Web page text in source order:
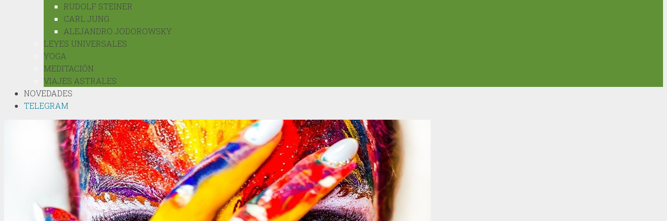
RUDOLF STEINER
CARL JUNG
ALEJANDRO JODOROWSKY
LEYES UNIVERSALES
YOGA
MEDITACIÓN
VIAJES ASTRALES
NOVEDADES
TELEGRAM